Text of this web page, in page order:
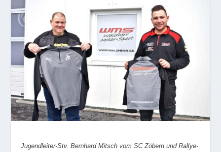
Jugendleiter-Stv. Bernhard Mitsch vom SC Zöbern und Rallye-